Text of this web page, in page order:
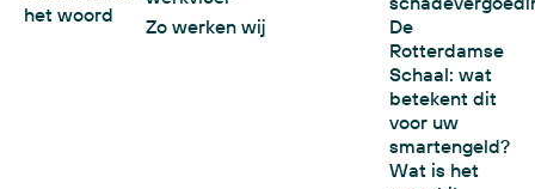
het woord
Zo werken wij
De
Rotterdamse
Schaal: wat
betekent dit
voor uw
smartengeld?
Wat is het